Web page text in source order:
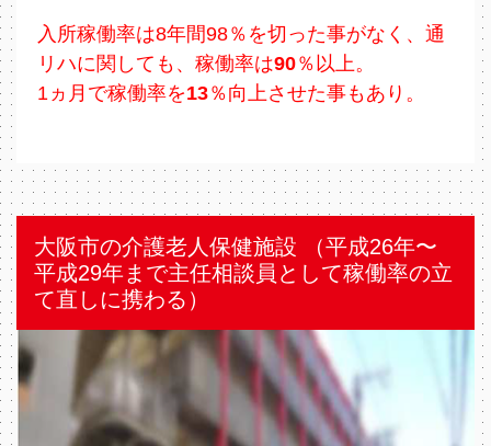
入所稼働率は8年間98％を切った事がなく、通
リハに関しても、稼働率は90％以上。
1ヵ⽉で稼働率を13％向上させた事もあり。
大阪市の介護老人保健施設 （平成26年〜
平成29年まで主任相談員として稼働率の立
て直しに携わる）